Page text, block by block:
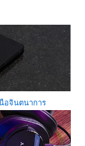
อจินตนาการ